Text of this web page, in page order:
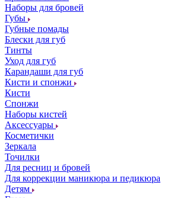
Наборы для бровей
Губы
Губные помады
Блески для губ
Тинты
Уход для губ
Карандаши для губ
Кисти и спонжи
Кисти
Спонжи
Наборы кистей
Аксессуары
Косметички
Зеркала
Точилки
Для ресниц и бровей
Для коррекции маникюра и педикюра
Детям